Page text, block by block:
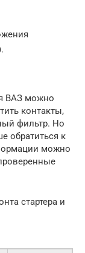
ВАЗ можно
контакты,
фильтр. Но
обратиться к
можно
стартера и